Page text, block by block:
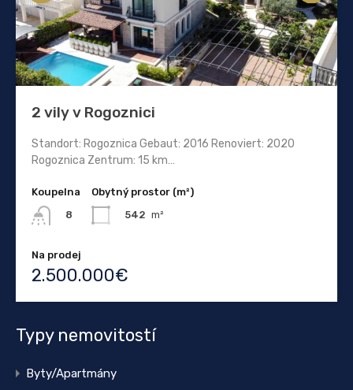
2 vily v Rogoznici
Standort: Rogoznica Gebaut: 2016 Renoviert: 2020
Rogoznica Zentrum: 15 km…
Koupelna
8
Obytný prostor (m²)
542 m²
Na prodej
2.500.000€
Typy nemovitostí
Byty/Apartmány